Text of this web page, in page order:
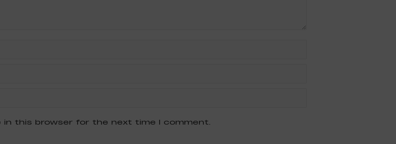
in this browser for the next time I comment.